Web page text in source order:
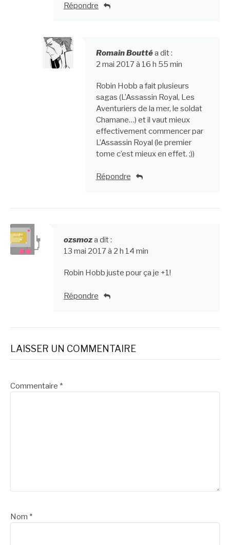
Répondre
Romain Bouttéa dit :
2 mai 2017 à 16 h 55 min
Robin Hobb a fait plusieurs
sagas (L’Assassin Royal, Les
Aventuriers de la mer, le soldat
Chamane…) et il vaut mieux
effectivement commencer par
L’Assassin Royal (le premier
tome c’est mieux en effet. ;))
Répondre
ozsmoza dit :
13 mai 2017 à 2 h 14 min
Robin Hobb juste pour ça je +1!
Répondre
LAISSER UN COMMENTAIRE
Commentaire *
Nom *